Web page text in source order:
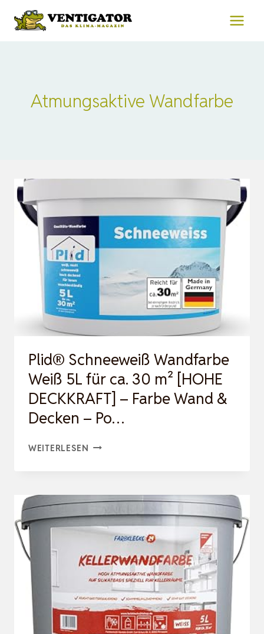
Inhalt
Atmungsaktive Wandfarbe
Plid® Schneeweiß Wandfarbe
Weiß 5L für ca. 30 m² [HOHE
DECKKRAFT] – Farbe Wand &
Decken – Po…
WEITERLESEN PLID®
EISS 5L
FÜ
. 30
M²
OHE DE
CKKRAFT] –